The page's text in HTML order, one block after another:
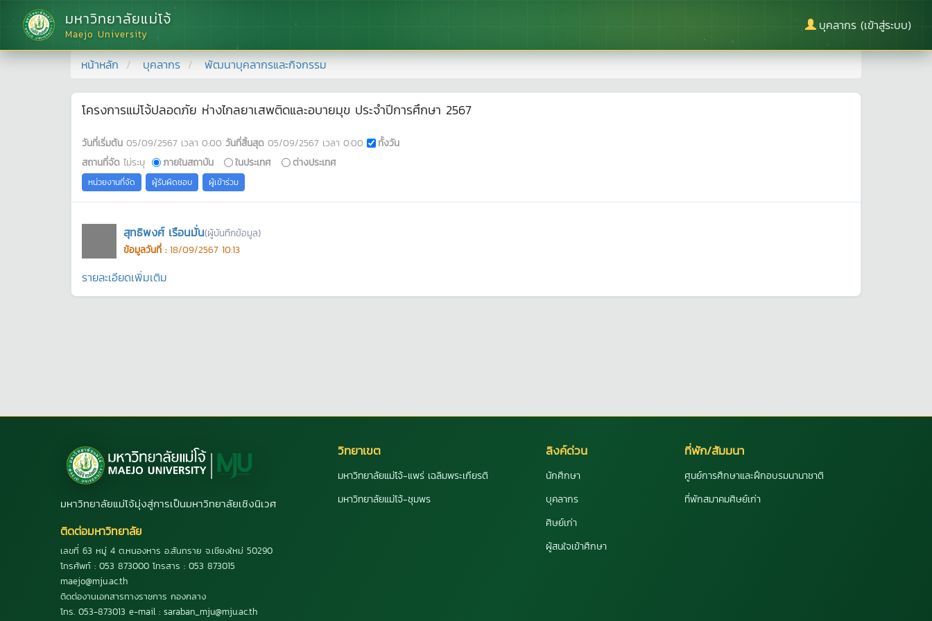
มหาวิทยาลัยแม่โจ้
Maejo University
บุคลากร (เข้าสู่ระบบ)
หน้าหลัก บุคลากร พัฒนาบุคลากรและกิจกรรม
โครงการแม่โจ้ปลอดภัย ห่างไกลยาเสพติดและอบายมุข ประจำปีการศึกษา 2567
วันที่เริ่มต้น 05/09/2567 เวลา 0:00 วันที่สิ้นสุด 05/09/2567 เวลา 0:00
ทั้งวัน
สถานที่จัด ไม่ระบุ ภายในสถาบัน ในประเทศ ต่างประเทศ
หน่วยงานที่จัด ผู้รับผิดชอบ ผู้เข้าร่วม
สุทธิพงศ์ เรือนมั่น(ผู้บันทึกข้อมูล)
ข้อมูลวันที่ : 18/09/2567 10:13
รายละเอียดเพิ่มเติม
มหาวิทยาลัยแม่โจ้มุ่งสู่การเป็นมหาวิทยาลัยเชิงนิเวศ
ติดต่อมหาวิทยาลัย
เลขที่ 63 หมู่ 4 ต.หนองหาร อ.สันทราย จ.เชียงใหม่ 50290
โทรศัพท์ : 053 873000 โทรสาร : 053 873015
maejo@mju.ac.th
ติดต่องานเอกสารทางราชการ กองกลาง
โทร. 053-873013 e-mail : saraban_mju@mju.ac.th
วิทยาเขต
มหาวิทยาลัยแม่โจ้-แพร่ เฉลิมพระเกียรติ
มหาวิทยาลัยแม่โจ้-ชุมพร
ลิงค์ด่วน
นักศึกษา
บุคลากร
ศิษย์เก่า
ผู้สนใจเข้าศึกษา
ที่พัก/สัมมนา
ศูนย์การศึกษาและฝึกอบรมนานาชาติ
ที่พักสมาคมศิษย์เก่า